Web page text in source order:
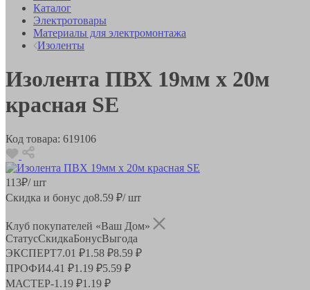
Каталог
Электротовары
Материалы для электромонтажа
Изоленты
Изолента ПВХ 19мм х 20м
красная SE
Код товара: 619106
113₽/ шт
Скидка и бонус до8.59 ₽/ шт
Клуб покупателей «Ваш Дом»
СтатусСкидкаБонусВыгода
ЭКСПЕРТ7.01 ₽1.58 ₽8.59 ₽
ПРОФИ4.41 ₽1.19 ₽5.59 ₽
МАСТЕР-1.19 ₽1.19 ₽